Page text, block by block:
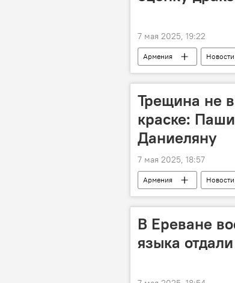
7 мая 2025, 19:22
Армения
Трещина не
краске:
Даниеляну
7 мая 2025, 18:57
Армения
В Ереване
языка